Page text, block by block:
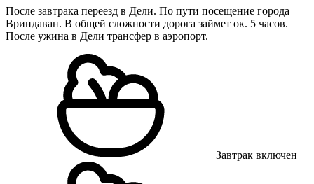
После завтрака переезд в Дели. По пути посещение города
Вриндаван. В общей сложности дорога займет ок. 5 часов.
После ужина в Дели трансфер в аэропорт.
Завтрак включен